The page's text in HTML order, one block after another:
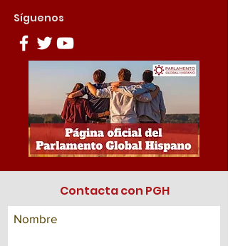
Síguenos
Contacta con PGH
Nombre